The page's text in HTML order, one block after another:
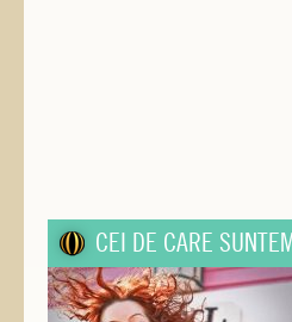
CEI DE CARE